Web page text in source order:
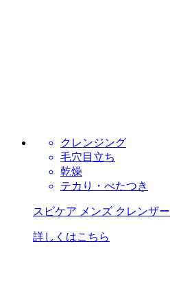
クレンジング
毛穴目立ち
乾燥
テカり・べたつき
スピケア メンズ クレンザー
詳しくはこちら